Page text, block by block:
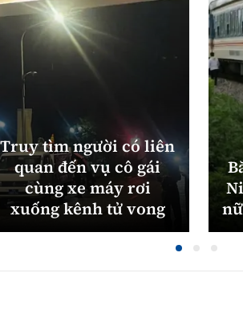
Truy tìm người có liên
quan đến vụ cô gái
cùng xe máy rơi
xuống kênh tử vong